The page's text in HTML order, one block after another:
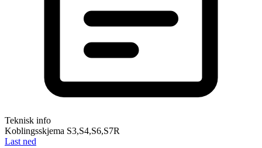
Teknisk info
Koblingsskjema S3,S4,S6,S7R
Last ned